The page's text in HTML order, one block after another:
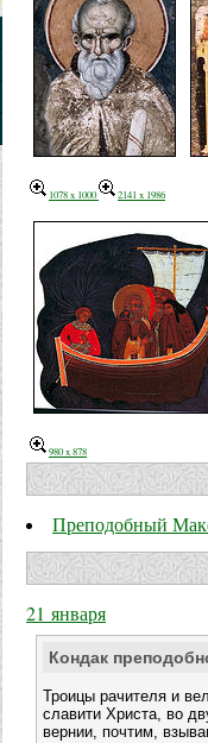
1078 x 1000 2141 x 1986
980 x 878
Преподобный
21 января
Кондак
Троицы рачителя и
славити Христа, во
вернии, почтим,